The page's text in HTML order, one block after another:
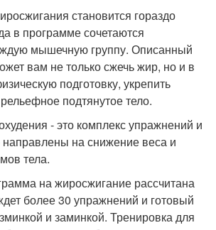
становится гораздо
в программе сочетаются
мышечную группу. Описанный
вам не только сжечь жир, но и в
подготовку, укрепить
подтянутое тело.
- это комплекс упражнений и
направлены на снижение веса и
тела.
на жиросжигание рассчитана
более 30 упражнений и готовый
и заминкой. Тренировка для